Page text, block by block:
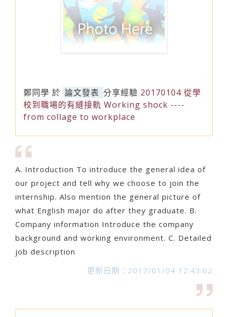
鄭同學 於 論文發表 分享經驗 20170104 從學
校到職場的有縫接軌 Working shock ----
from collage to workplace
A. Introduction To introduce the general idea of
our project and tell why we choose to join the
internship. Also mention the general picture of
what English major do after they graduate. B.
Company information Introduce the company
background and working environment. C. Detailed
job description
更新日期：2017/01/04 12:43:02